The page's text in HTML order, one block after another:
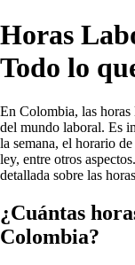
Horas
Todo lo
En Colombia, las horas
del mundo laboral. Es
la semana, el horario
ley, entre otros
detallada sobre las
¿Cuántas
Colombia?